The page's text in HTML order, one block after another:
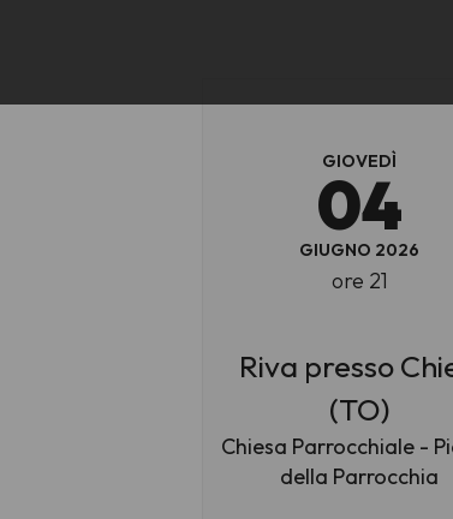
GIOVEDÌ
04
GIUGNO 2026
ore 21
Riva presso
(TO)
Chiesa Parrocchiale -
della Parrocchia